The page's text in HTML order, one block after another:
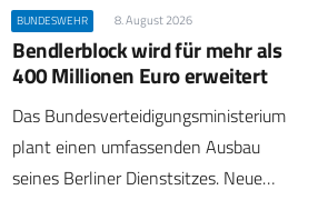
BUNDESWEHR 8. August 2026
Bendlerblock wird für mehr als
400 Millionen Euro erweitert
Das Bundesverteidigungsministerium
plant einen umfassenden Ausbau
seines Berliner Dienstsitzes. Neue…